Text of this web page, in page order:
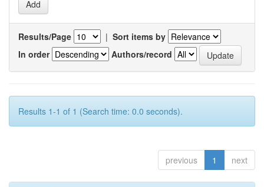
Results/Page | Sort items by
In order
Authors/record
Results 1-1 of 1 (Search time: 0.0 seconds).
previous 1 next